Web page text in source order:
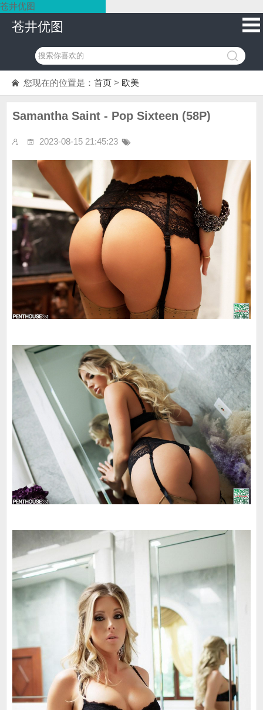
苍井优图
苍井优图
您现在的位置是： 首页 > 欧美
Samantha Saint - Pop Sixteen (58P)
2023-08-15 21:45:23